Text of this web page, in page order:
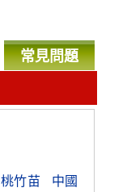
常見問題
桃竹苗
中國